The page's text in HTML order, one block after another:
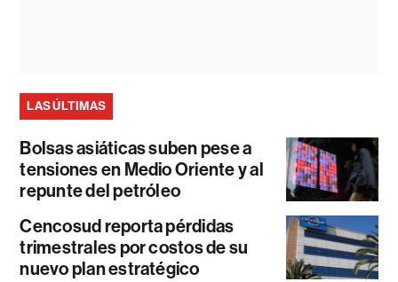
LAS ÚLTIMAS
Bolsas asiáticas suben pese a
tensiones en Medio Oriente y al
repunte del petróleo
Cencosud reporta pérdidas
trimestrales por costos de su
nuevo plan estratégico